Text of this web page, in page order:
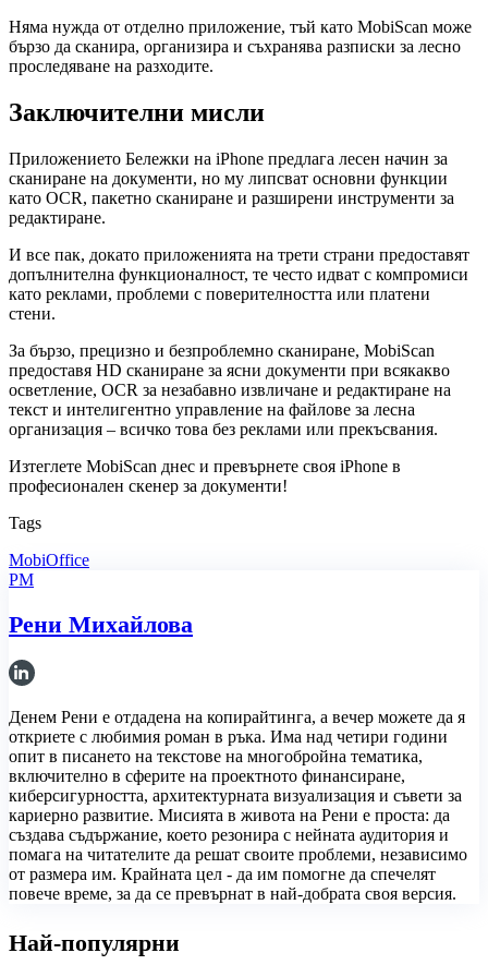
Няма нужда от отделно приложение, тъй като MobiScan може
бързо да сканира, организира и съхранява разписки за лесно
проследяване на разходите.
Заключителни мисли
Приложението Бележки на iPhone предлага лесен начин за
сканиране на документи, но му липсват основни функции
като OCR, пакетно сканиране и разширени инструменти за
редактиране.
И все пак, докато приложенията на трети страни предоставят
допълнителна функционалност, те често идват с компромиси
като реклами, проблеми с поверителността или платени
стени.
За бързо, прецизно и безпроблемно сканиране, MobiScan
предоставя HD сканиране за ясни документи при всякакво
осветление, OCR за незабавно извличане и редактиране на
текст и интелигентно управление на файлове за лесна
организация – всичко това без реклами или прекъсвания.
Изтеглете MobiScan днес и превърнете своя iPhone в
професионален скенер за документи!
Tags
MobiOffice
РМ
Рени Михайлова
Денем Рени е отдадена на копирайтинга, а вечер можете да я
откриете с любимия роман в ръка. Има над четири години
опит в писането на текстове на многобройна тематика,
включително в сферите на проектното финансиране,
киберсигурността, архитектурната визуализация и съвети за
кариерно развитие. Мисията в живота на Рени е проста: да
създава съдържание, което резонира с нейната аудитория и
помага на читателите да решат своите проблеми, независимо
от размера им. Крайната цел - да им помогне да спечелят
повече време, за да се превърнат в най-добрата своя версия.
Най-популярни